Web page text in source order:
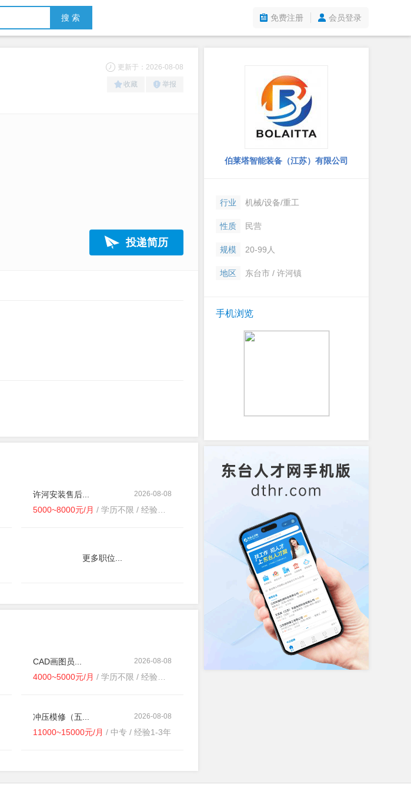
搜 索 免费注册 会员登录
更新于：2026-08-08
收藏 举报
投递简历
2026-08-08
许河安装售后...
5000~8000元/月 / 学历不限 / 经验不限
更多职位...
2026-08-08
CAD画图员...
4000~5000元/月 / 学历不限 / 经验不限
2026-08-08
冲压模修（五...
11000~15000元/月 / 中专 / 经验1-3年
伯莱塔智能装备（江苏）有限公司
行业 机械/设备/重工
性质 民营
规模 20-99人
地区 东台市 / 许河镇
手机浏览